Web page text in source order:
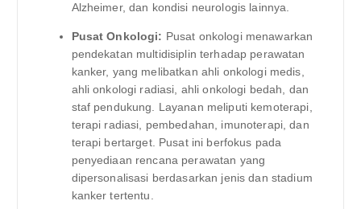
Alzheimer, dan kondisi neurologis lainnya.
Pusat Onkologi: Pusat onkologi menawarkan
pendekatan multidisiplin terhadap perawatan
kanker, yang melibatkan ahli onkologi medis,
ahli onkologi radiasi, ahli onkologi bedah, dan
staf pendukung. Layanan meliputi kemoterapi,
terapi radiasi, pembedahan, imunoterapi, dan
terapi bertarget. Pusat ini berfokus pada
penyediaan rencana perawatan yang
dipersonalisasi berdasarkan jenis dan stadium
kanker tertentu.